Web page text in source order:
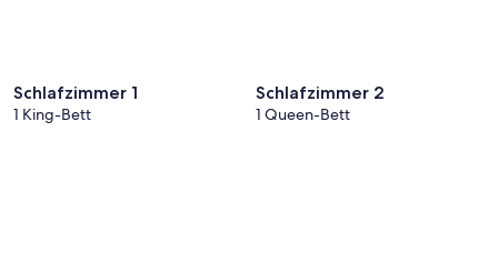
Schlafzimmer 1
1 King-Bett
Schlafzimmer 2
1 Queen-Bett